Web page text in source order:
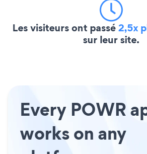
Les visiteurs ont passé2,5x
sur leur site.
Every POWR
works on any